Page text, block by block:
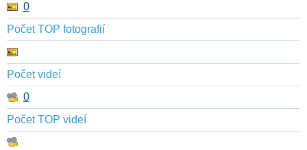
0
Počet TOP fotografií
Počet videí
0
Počet TOP videí